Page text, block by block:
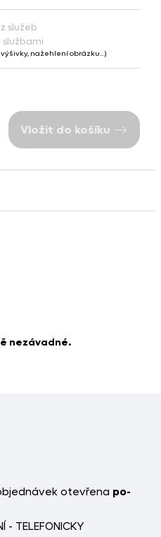
služeb
službami
výšivky, nažehlení obrázku…)
Vložit do košíku
nezávadné.
otevřena po-
- TELEFONICKY